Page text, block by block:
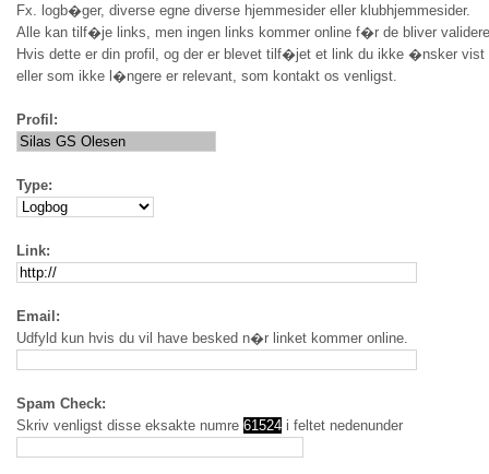
Fx. logb�ger, diverse egne diverse hjemmesider eller klubhjemmesider.
Alle kan tilf�je links, men ingen links kommer online f�r de bliver
Hvis dette er din profil, og der er blevet tilf�jet et link du ikke �nsker vist
eller som ikke l�ngere er relevant, som kontakt os venligst.
Profil:
Type:
Link:
Email:
Udfyld kun hvis du vil have besked n�r linket kommer online.
Spam Check:
Skriv venligst disse eksakte numre 61524 i feltet nedenunder